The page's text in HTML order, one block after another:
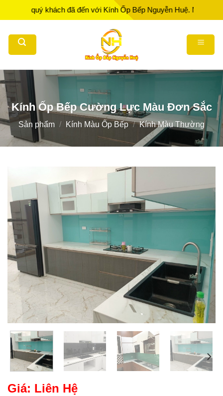
qua
quý khách đã đến với Kính Ốp Bếp Nguyễn Huệ. Nhà Sản xuất -
Kính Ốp Bếp Cường Lực Màu Đơn Sắc
Sản phẩm / Kính Màu Ốp Bếp / Kính Màu Thường
Giá: Liên Hệ